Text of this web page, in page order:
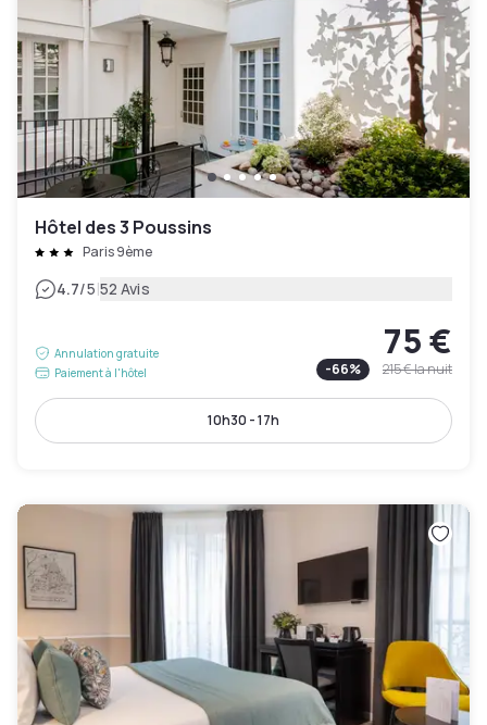
Hôtel des 3 Poussins
Paris 9ème
4.7/5|52 Avis
Annulation gratuite
Paiement à l'hôtel
75 €
-66% 215 €la nuit
10h30 - 17h